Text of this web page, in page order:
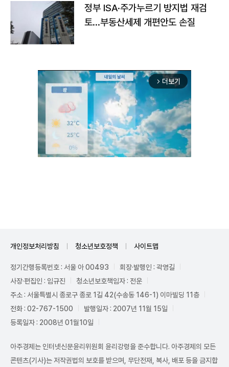
정부 ISA·주가누르기 방지법 재검
토…부동산세제 개편안도 손질
arrow_forward_ios 더보기
개인정보처리방침 청소년보호정책 사이트맵
정기간행등록번호 : 서울 아 00493
회장·발행인 : 곽영길
사장·편집인 : 임규진
청소년보호책임자 : 전운
주소 : 서울특별시 종로구 종로 1길 42(수송동 146-1) 이마빌딩 11층
전화 : 02-767-1500
발행일자 : 2007년 11월 15일
등록일자 : 2008년 01월10일
아주경제는 인터넷신문윤리위원회 윤리강령을 준수합니다. 아주경제의 모든
콘텐츠(기사)는 저작권법의 보호를 받으며, 무단전재, 복사, 배포 등을 금지합